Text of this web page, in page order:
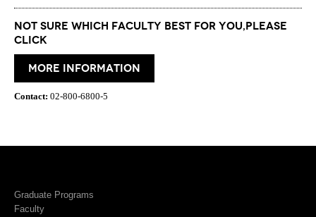
Not Sure which Faculty best for you,please
click
More information
Contact: 02-800-6800-5
Graduate Programs
Faculty